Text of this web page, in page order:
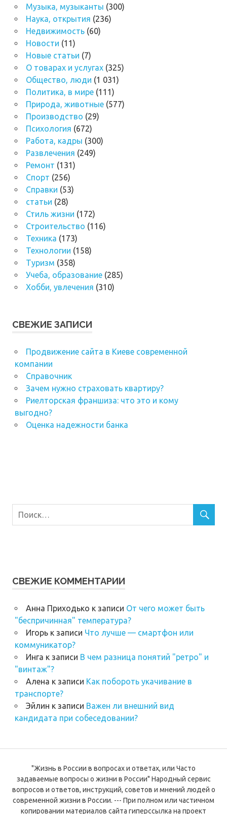
Музыка, музыканты (300)
Наука, открытия (236)
Недвижимость(60)
Новости (11)
Новые статьи (7)
О товарах и услугах(325)
Общество, люди (1 031)
Политика, в мире(111)
Природа, животные(577)
Производство (29)
Психология (672)
Работа, кадры (300)
Развлечения (249)
Ремонт (131)
Спорт (256)
Справки (53)
статьи (28)
Стиль жизни (172)
Строительство (116)
Техника (173)
Технологии (158)
Туризм (358)
Учеба, образование(285)
Хобби, увлечения (310)
СВЕЖИЕ ЗАПИСИ
Продвижение сайта в Киеве современной
компании
Справочник
Зачем нужно страховать квартиру?
Риелторская франшиза: что это и кому
выгодно?
Оценка надежности банка
СВЕЖИЕ КОММЕНТАРИИ
Анна Приходько к записи От чего может быть
"беспричинная" температура?
Игорьк записи Что лучше — смартфон или
коммуникатор?
Инга к записи В чем разница понятий "ретро" и
"винтаж"?
Алена к записи Как побороть укачивание в
транспорте?
Эйлин к записи Важен ли внешний вид
кандидата при собеседовании?
"Жизнь в России в вопросах и ответах, или Часто
задаваемые вопросы о жизни в России" Народный сервис
вопросов и ответов, инструкций, советов и мнений людей о
современной жизни в России. --- При полном или частичном
копировании материалов сайта гиперссылка на проект